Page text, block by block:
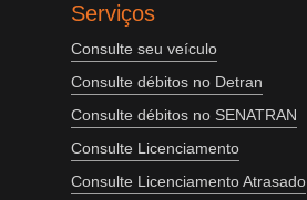
Serviços
Consulte seu veículo
Consulte débitos no Detran
Consulte débitos no SENATRAN
Consulte Licenciamento
Consulte Licenciamento Atrasado